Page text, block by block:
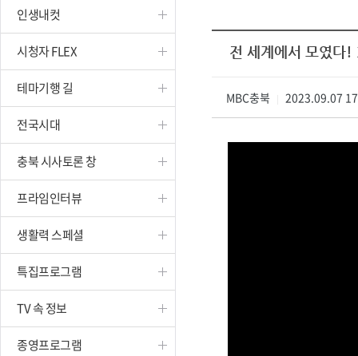
보은
옥천
시청자 FLEX
특집프로그램
종영프로그램
인생내컷
시청자 FLEX
테마기행 길
전국시대
충북 시사토론 창
프라임인터뷰
생활력 스페셜
특집프로그램
TV 속 정보
종영프로그램
전 세계에서 모였다
MBC충북 2023.09.07